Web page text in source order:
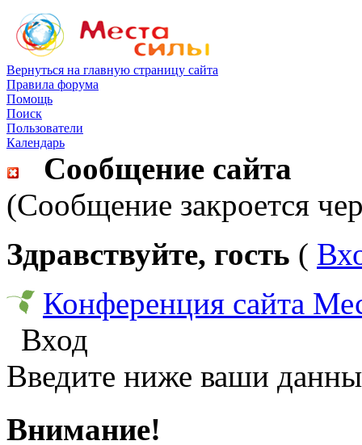
Вернуться на главную страницу сайта
Правила форума
Помощь
Поиск
Пользователи
Календарь
Сообщение сайта
(Сообщение закроется
Здравствуйте, гость (
Конференция сайта
Вход
Введите ниже ваши
Внимание!